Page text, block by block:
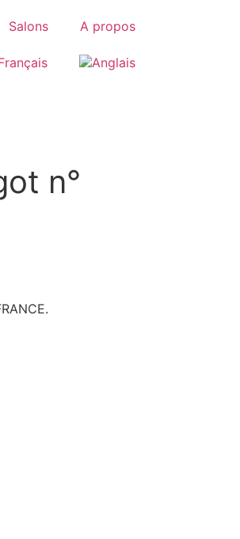
Salons A propos
n°